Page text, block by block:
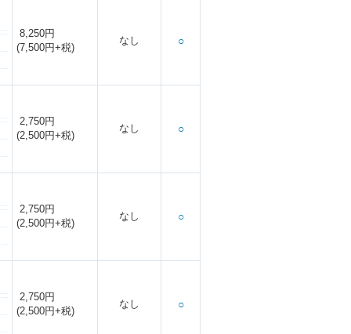
8,250円
(7,500円+税)
なし ○
2,750円
(2,500円+税)
なし ○
2,750円
(2,500円+税)
なし ○
2,750円
(2,500円+税)
なし ○